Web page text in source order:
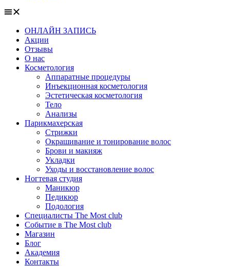
ОНЛАЙН ЗАПИСЬ
Акции
Отзывы
О нас
Косметология
Аппаратные процедуры
Инъекционная косметология
Эстетическая косметология
Тело
Анализы
Парикмахерская
Стрижки
Окрашивание и тонирование волос
Брови и макияж
Укладки
Уходы и восстановление волос
Ногтевая студия
Маникюр
Педикюр
Подология
Специалисты The Most club
Событие в The Most club
Магазин
Блог
Академия
Контакты